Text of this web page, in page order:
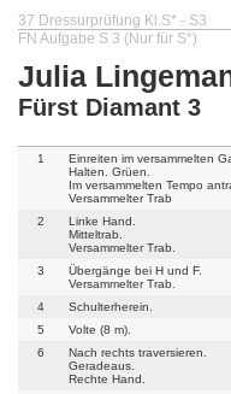
37 Dressurprüfung Kl.S* - S3
FN Aufgabe S 3 (Nur für S*)
Julia
Fürst Diamant 3
1
Einreiten im versammelten
Halten. Grüen.
Im versammelten Tempo
Versammelter Trab
2
Linke Hand.
Mitteltrab.
Versammelter Trab.
3
Übergänge bei H und F.
Versammelter Trab.
4
Schulterherein.
5
Volte (8 m).
6
Nach rechts traversieren.
Geradeaus.
Rechte Hand.